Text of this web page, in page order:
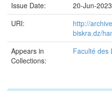
Issue Date:
20-Jun-2023
URI:
http://
biskra.dz/
Appears in
Collections:
Faculté des